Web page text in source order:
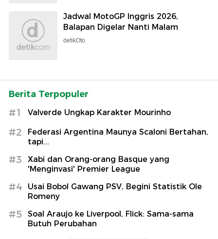
Jadwal MotoGP Inggris 2026,
Balapan Digelar Nanti Malam
detikOto
Berita Terpopuler
#1 Valverde Ungkap Karakter Mourinho
#2
Federasi Argentina Maunya Scaloni Bertahan,
tapi...
#3
Xabi dan Orang-orang Basque yang
'Menginvasi' Premier League
#4
Usai Bobol Gawang PSV, Begini Statistik Ole
Romeny
#5
Soal Araujo ke Liverpool, Flick: Sama-sama
Butuh Perubahan